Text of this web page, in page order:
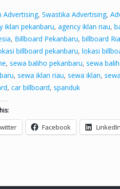
Advertising, Swastika Advertising,
iklan pekanbaru, agency iklan riau,
, Billboard Pekanbaru, billboard
billboard pekanbaru, lokasi
, sewa baliho pekanbaru, sewa
, sewa iklan riau, sewa iklan,
, car billboard, spanduk
Facebook LinkedIn